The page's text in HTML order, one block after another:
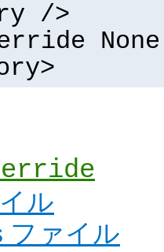
/>
None
ル
ファイル